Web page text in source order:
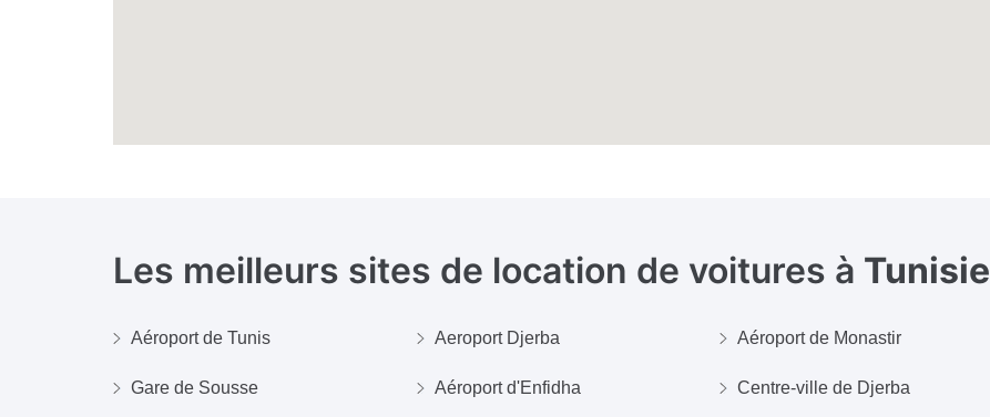
Les meilleurs sites de location de voitures à Tunisie
Aéroport de Tunis Aeroport Djerba Aéroport de Monastir
Gare de Sousse Aéroport d'Enfidha Centre-ville de Djerba